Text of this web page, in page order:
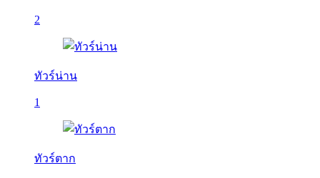
2
ทัวร์น่าน
1
ทัวร์ตาก